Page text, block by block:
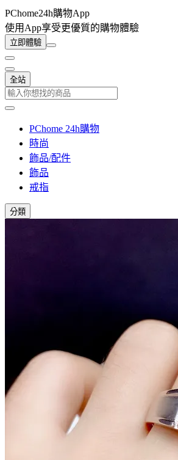
PChome24h購物App
使用App享受更優質的購物體驗
立即體驗
全站
PChome 24h購物
時尚
飾品/配件
飾品
戒指
分類